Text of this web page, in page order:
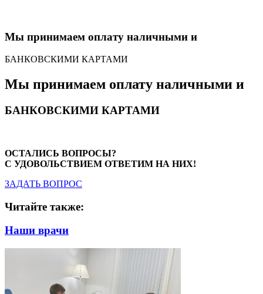
Мы принимаем оплату наличными и
БАНКОВСКИМИ КАРТАМИ
Мы принимаем оплату наличными и
БАНКОВСКИМИ КАРТАМИ
ОСТАЛИСЬ ВОПРОСЫ?
С УДОВОЛЬСТВИЕМ ОТВЕТИМ НА НИХ!
ЗАДАТЬ ВОПРОС
Читайте также:
Наши врачи